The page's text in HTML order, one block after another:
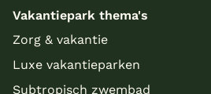
Vakantiepark thema's
Zorg & vakantie
Luxe vakantieparken
Subtropisch zwembad